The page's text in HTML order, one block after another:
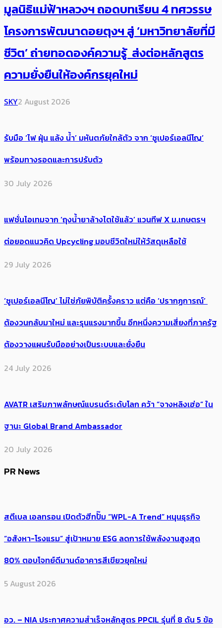
มูลนิธิแม่ฟ้าหลวงฯ ถอดบทเรียน 4 ทศวรรษ
โครงการพัฒนาดอยตุงฯ สู่ ‘มหาวิทยาลัยที่มี
ชีวิต’ ถ่ายทอดองค์ความรู้ ส่งต่อหลักสูตร
ความยั่งยืนให้องค์กรยุคใหม่
SKY2 August 2026
รับมือ ‘ไฟ ฝุ่น แล้ง น้ำ’ มหันตภัยใกล้ตัว จาก ‘ซูเปอร์เอลนีโญ’
พร้อมทางรอดและการปรับตัว
30 July 2026
แฟชั่นไอเทมจาก ‘ถุงน้ำยาล้างไตใช้แล้ว’ แวนทีฟ X ม.เกษตรฯ
ต่อยอดแนวคิด Upcycling มอบชีวิตใหม่ให้วัสดุเหลือใช้
29 July 2026
‘ซูเปอร์เอลนีโญ’ ไม่ใช่ภัยพิบัติครั้งคราว แต่คือ ‘ปรากฏการณ์’ ​
ต้อง​วนกลับมาใหม่ และรุนแรงมากขึ้น อีกหนึ่งความเสี่ยงที่ภาครัฐ
ต้องวางแผนรับมืออย่างเป็นระบบและยั่งยืน
24 July 2026
AVATR เสริมภาพลักษณ์แบรนด์ระดับโลก คว้า “จางหลิงเฮ่อ” ใน
ฐานะ Global Brand Ambassador
20 July 2026
PR News
สตีเบล เอลทรอน เปิดตัวฮีทปั๊ม “WPL-A Trend” หนุนธุรกิจ
“อสังหา-โรงแรม” สู่เป้าหมาย ESG ลดการใช้พลังงานสูงสุด
80% ตอบโจทย์ดีมานด์อาคารสีเขียวยุคใหม่
5 August 2026
อว. – NIA ประกาศความสำเร็จหลักสูตร PPCIL รุ่นที่ 8 ดัน 5 ข้อ